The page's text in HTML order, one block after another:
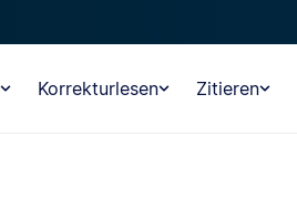
Korrekturlesen Zitieren